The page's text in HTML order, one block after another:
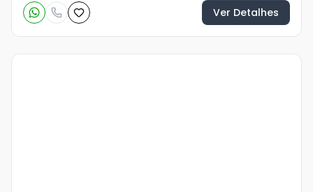
Ver Detalhes